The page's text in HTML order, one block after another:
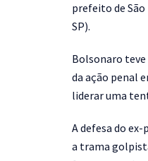
prefeito de
SP).
Bolsonaro teve
da ação penal
liderar uma
A defesa do
a trama